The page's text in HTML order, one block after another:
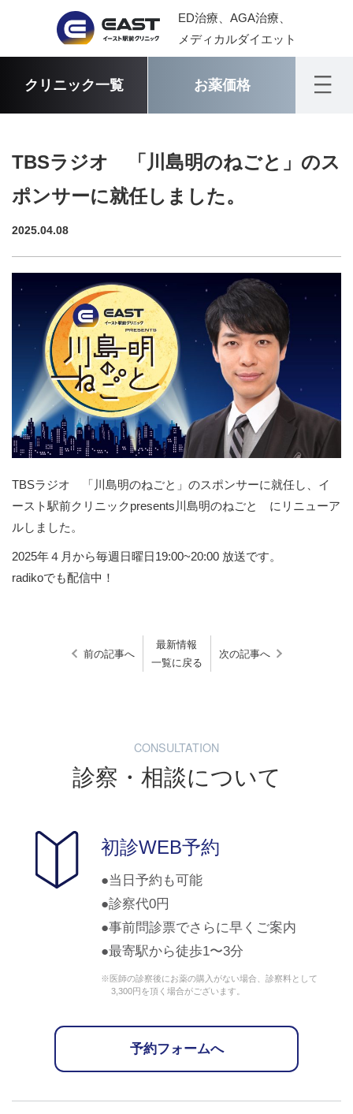
ED治療、AGA治療、
メディカルダイエット
クリニック一覧 お薬価格
TBSラジオ 「川島明のねごと」のス
ポンサーに就任しました。
2025.04.08
TBSラジオ 「川島明のねごと」のスポンサーに就任し、イ
ースト駅前クリニックpresents川島明のねごと にリニューア
ルしました。
2025年４月から毎週日曜日19:00~20:00 放送です。
radikoでも配信中！
前の記事へ
最新情報
一覧に戻る
次の記事へ
CONSULTATION
診察・相談について
初診WEB予約
当日予約も可能
診察代0円
事前問診票でさらに早くご案内
最寄駅から徒歩1〜3分
※医師の診察後にお薬の購入がない場合、診察料として
3,300円を頂く場合がございます。
予約フォームへ